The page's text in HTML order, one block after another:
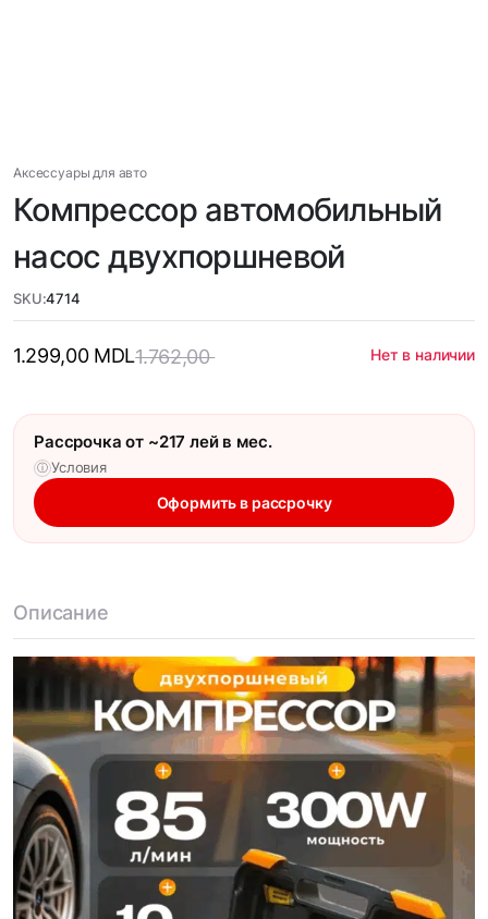
Аксессуары для авто
Компрессор автомобильный
насос двухпоршневой
SKU:4714
1.762,00
1.299,00 MDL Нет в наличии
Рассрочка от ~217 лей в мес.
ⓘ Условия
Оформить в рассрочку
Описание